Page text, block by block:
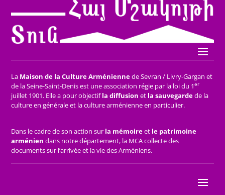
La Maison de la Culture Arméniennede Sevran / Livry-Gargan et
de la Seine-Saint-Denis est une association régie par la loi du 1er
juillet 1901. Elle a pour objectifla diffusion et la sauvegardede la
culture en générale et la culture arménienne en particulier.
Dans le cadre de son action sur la mémoireet le patrimoine
arménien dans notre département, la MCA collecte des
documents sur l’arrivée et la vie des Arméniens.